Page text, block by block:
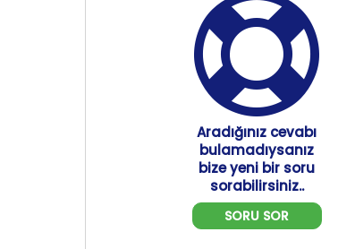
Aradığınız cevabı
bulamadıysanız
bize yeni bir soru
sorabilirsiniz..
SORU SOR